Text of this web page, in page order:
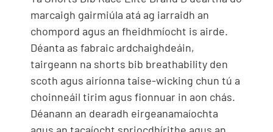
marcaigh gairmiúla atá ag iarraidh an
chompord agus an fheidhmíocht is airde.
Déanta as fabraic ardchaighdeáin,
tairgeann na shorts bib breathability den
scoth agus airíonna taise-wicking chun tú a
choinneáil tirim agus fionnuar in aon chás.
Déanann an dearadh eirgeanamaíochta